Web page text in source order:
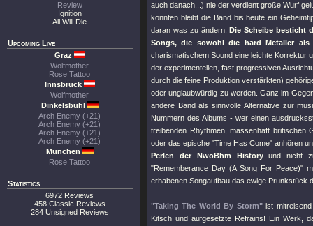
Review
Ignition
All Will Die
Upcoming Live
Graz
Wolfmother
Rose Tattoo
Innsbruck
Wolfmother
Dinkelsbühl
Arch Enemy (+21)
Arch Enemy (+21)
Arch Enemy (+21)
Arch Enemy (+21)
München
Rose Tattoo
Statistics
6972 Reviews
458 Classic Reviews
284 Unsigned Reviews
auch danach...) nie der verdient große Wurf
konnten bleibt die Band bis heute ein
daran was zu ändern.Die Scheibe besticht
Songs, die sowohl die hard Metaller
charismatischem Sound eine leichte Korrektur
der experimentellen, fast progressiven
durch die feine Produktion verstärkten)
oder unglaubwürdig zu werden. Ganz im
andere Band als sinnvolle Alternative zur
Nummern des Albums - wer einen
treibenden Rhythmen, massenhaft britischen
oder das epische"Time Has Come" anhören
Perlen der NwoBhm Historyund nicht
"Rememberance Day (A Song For Peace)"
erhabenen Songaufbau das ewige Prunkstück
"Taking The World By Storm"ist mitreisend
Kitsch und aufgesetzte Refrains! Ein Werk,